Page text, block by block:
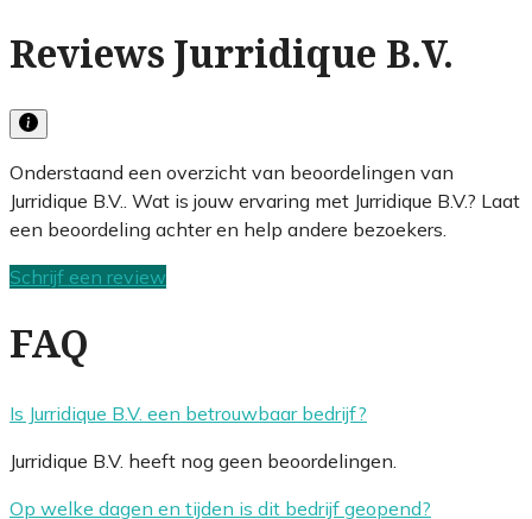
Reviews Jurridique B.V.
Onderstaand een overzicht van beoordelingen van
Jurridique B.V.. Wat is jouw ervaring met Jurridique B.V.? Laat
een beoordeling achter en help andere bezoekers.
Schrijf een review
FAQ
Is Jurridique B.V. een betrouwbaar bedrijf?
Jurridique B.V. heeft nog geen beoordelingen.
Op welke dagen en tijden is dit bedrijf geopend?